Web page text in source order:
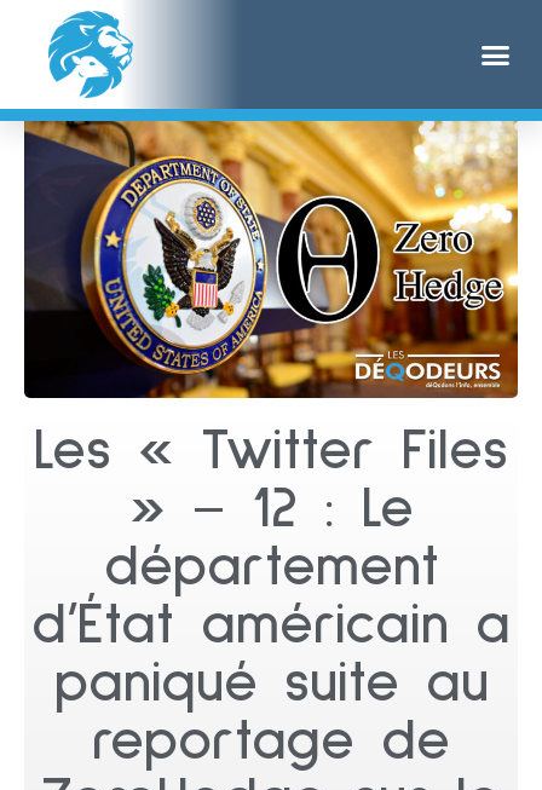
Les « Twitter Files
» – 12 : Le
département
d’État américain a
paniqué suite au
reportage de